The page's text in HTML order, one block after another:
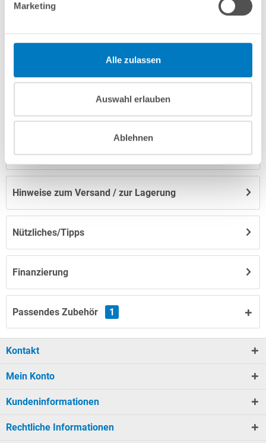
Marketing
Alle zulassen
Auswahl erlauben
Ablehnen
Produktbeschreibung
Finanzierung
Herstellerangaben
Anleitungen/Datenblätter
Hinweise zum Versand / zur Lagerung
Nützliches/Tipps
Passendes Zubehör 1
Kontakt
Mein Konto
Kundeninformationen
Rechtliche Informationen